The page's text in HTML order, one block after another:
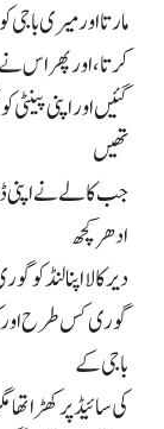
مارتا اور میری باجی
کرتا، اور پھر اس
گئیں اور اپنی
تھیں
جب کالے نے اپنی
ادھر کچھ
دیر کالا اپنا لنڈ کو
گوری کس طرح اور
باجی کے
کی سائیڈ پر کھڑا تھا